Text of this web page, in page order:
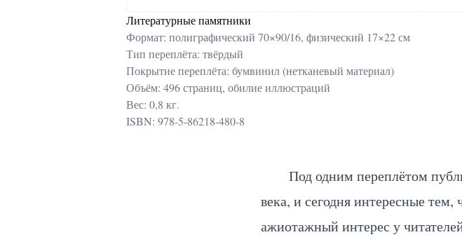
Литературные памятники
Формат: полиграфический 70×90/16, физический 17×22 см
Тип переплёта: твёрдый
Покрытие переплёта: бумвинил (нетканевый материал)
Объём: 496 страниц, обилие иллюстраций
Вес: 0,8 кг.
ISBN: 978-5-86218-480-8
Под одним переплётом
века, и сегодня интересные тем,
ажиотажный интерес у